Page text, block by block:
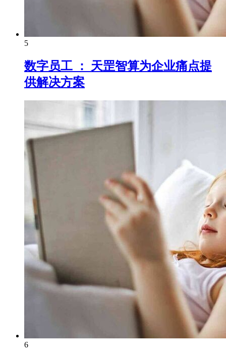
5
数字员工 ： 天罡智算为企业痛点提
供解决方案
6